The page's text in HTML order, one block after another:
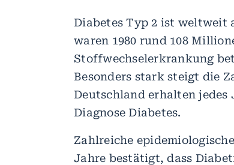
Diabetes Typ 2 ist weltweit
waren 1980 rund 108
Stoffwechselerkrankung
Besonders stark steigt die
Deutschland erhalten jedes
Diagnose Diabetes.
Zahlreiche
Jahre bestätigt, dass